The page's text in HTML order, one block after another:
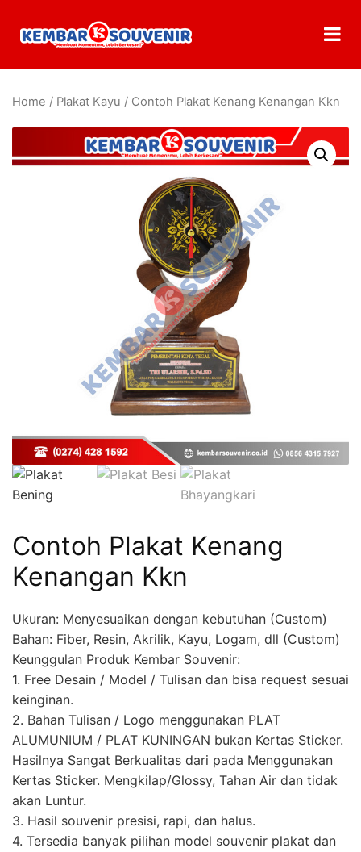
Home / Plakat Kayu / Contoh Plakat Kenang Kenangan Kkn
Contoh Plakat Kenang
Kenangan Kkn
Ukuran: Menyesuaikan dengan kebutuhan (Custom)
Bahan: Fiber, Resin, Akrilik, Kayu, Logam, dll (Custom)
Keunggulan Produk Kembar Souvenir:
1. Free Desain / Model / Tulisan dan bisa request sesuai
keinginan.
2. Bahan Tulisan / Logo menggunakan PLAT
ALUMUNIUM / PLAT KUNINGAN bukan Kertas Sticker.
Hasilnya Sangat Berkualitas dari pada Menggunakan
Kertas Sticker. Mengkilap/Glossy, Tahan Air dan tidak
akan Luntur.
3. Hasil souvenir presisi, rapi, dan halus.
4. Tersedia banyak pilihan model souvenir plakat dan